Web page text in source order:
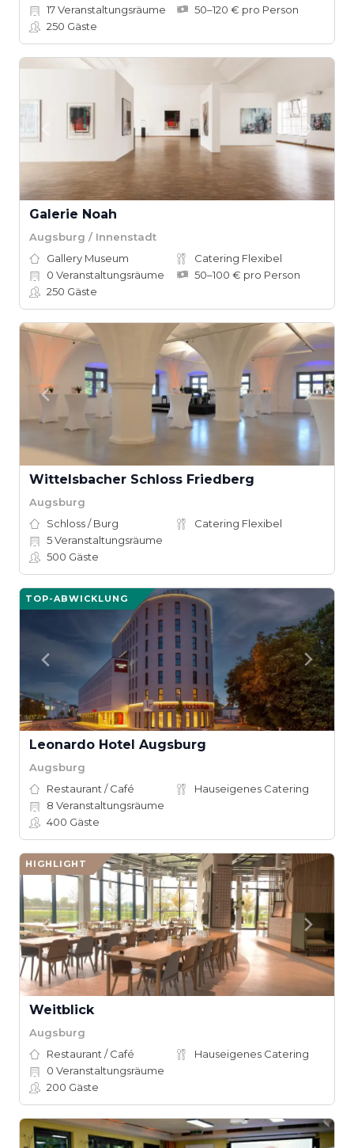
17Veranstaltungsräume
50–120 € pro Person
250 Gäste
Galerie Noah
Augsburg / Innenstadt
Gallery Museum
Catering Flexibel
0 Veranstaltungsräume
50–100 € pro Person
250 Gäste
Wittelsbacher Schloss Friedberg
Augsburg
Schloss / Burg
Catering Flexibel
5Veranstaltungsräume
500 Gäste
TOP-ABWICKLUNG
Leonardo Hotel Augsburg
Augsburg
Restaurant / Café
Hauseigenes Catering
8 Veranstaltungsräume
400 Gäste
HIGHLIGHT
Weitblick
Augsburg
Restaurant / Café
Hauseigenes Catering
0 Veranstaltungsräume
200 Gäste